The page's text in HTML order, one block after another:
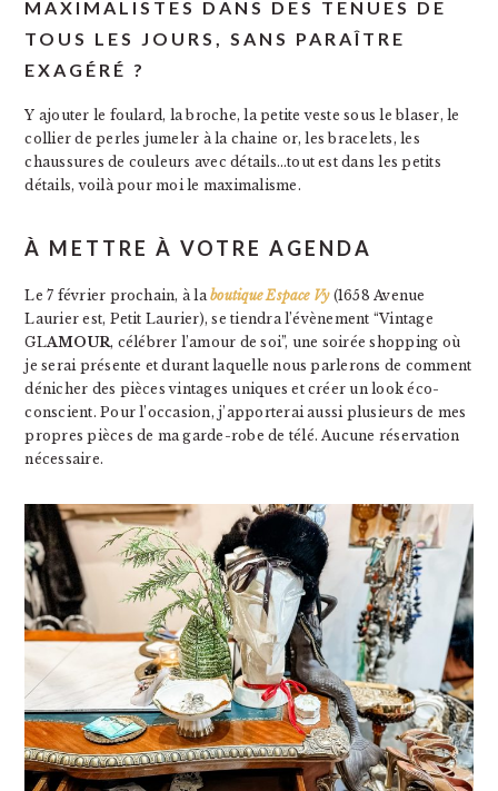
MAXIMALISTES DANS DES TENUES DE
TOUS LES JOURS, SANS PARAÎTRE
EXAGÉRÉ ?
Y ajouter le foulard, la broche, la petite veste sous le blaser, le
collier de perles jumeler à la chaine or, les bracelets, les
chaussures de couleurs avec détails…tout est dans les petits
détails, voilà pour moi le maximalisme.
À METTRE À VOTRE AGENDA
Le 7 février prochain, à laboutique Espace Vy(1658 Avenue
Laurier est, Petit Laurier), se tiendra l’évènement “Vintage
GLAMOUR, célébrer l’amour de soi”, une soirée shopping où
je serai présente et durant laquelle nous parlerons de comment
dénicher des pièces vintages uniques et créer un look éco-
conscient. Pour l’occasion, j’apporterai aussi plusieurs de mes
propres pièces de ma garde-robe de télé. Aucune réservation
nécessaire.